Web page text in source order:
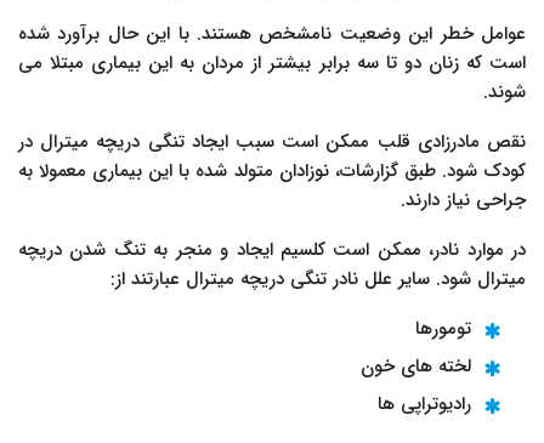
عوامل خطر این وضعیت نامشخص هستند. با این حال برآورد شده
است که زنان دو تا سه برابر بیشتر از مردان به این بیماری مبتلا می
شوند.
نقص مادرزادی قلب ممکن است سبب ایجاد تنگی دریچه میترال در
کودک شود. طبق گزارشات، نوزادان متولد شده با این بیماری معمولا به
جراحی نیاز دارند.
در موارد نادر، ممکن است کلسیم ایجاد و منجر به تنگ شدن دریچه
میترال شود. سایر علل نادر تنگی دریچه میترال عبارتند از:
تومورها
لخته های خون
رادیوتراپی ها